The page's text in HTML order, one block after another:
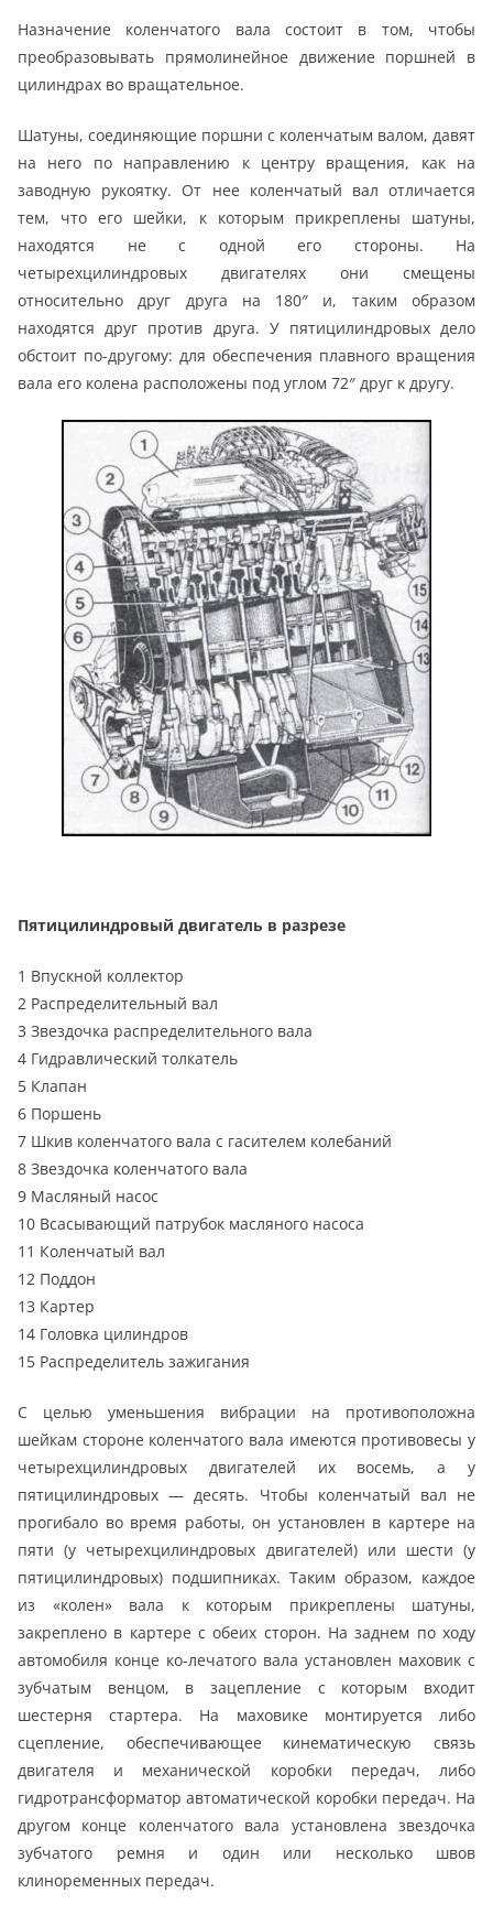
Назначение коленчатого вала состоит в том, чтобы
преобразовывать прямолинейное движение поршней в
цилиндрах во вращательное.
Шатуны, соединяющие поршни с коленчатым валом, давят
на него по направлению к центру вращения, как на
заводную рукоятку. От нее коленчатый вал отличается
тем, что его шейки, к которым прикреплены шатуны,
находятся не с одной его стороны. На
четырехцилиндровых двигателях они смещены
относительно друг друга на 180″ и, таким образом
находятся друг против друга. У пятицилиндровых дело
обстоит по-другому: для обеспечения плавного вращения
вала его колена расположены под углом 72″ друг к другу.
Пятицилиндровый двигатель в разрезе
1 Впускной коллектор
2 Распределительный вал
3 Звездочка распределительного вала
4 Гидравлический толкатель
5 Клапан
6 Поршень
7 Шкив коленчатого вала с гасителем колебаний
8 Звездочка коленчатого вала
9 Масляный насос
10 Всасывающий патрубок масляного насоса
11 Коленчатый вал
12 Поддон
13 Картер
14 Головка цилиндров
15 Распределитель зажигания
С целью уменьшения вибрации на противоположна
шейкам стороне коленчатого вала имеются противовесы у
четырехцилиндровых двигателей их восемь, а у
пятицилиндровых — десять. Чтобы коленчатый вал не
прогибало во время работы, он установлен в картере на
пяти (у четырехцилиндровых двигателей) или шести (у
пятицилиндровых) подшипниках. Таким образом, каждое
из «колен» вала к которым прикреплены шатуны,
закреплено в картере с обеих сторон. На заднем по ходу
автомобиля конце ко-лечатого вала установлен маховик с
зубчатым венцом, в зацепление с которым входит
шестерня стартера. На маховике монтируется либо
сцепление, обеспечивающее кинематическую связь
двигателя и механической коробки передач, либо
гидротрансформатор автоматической коробки передач. На
другом конце коленчатого вала установлена звездочка
зубчатого ремня и один или несколько швов
клиноременных передач.